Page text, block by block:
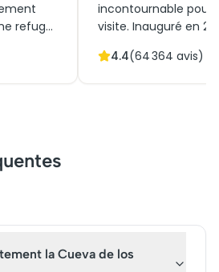
refuge
une
incontournable pour
visite. Inauguré en
hommage à la
de l'île. Réservez vos
4.4(64 364 avis)
la Cueva de los